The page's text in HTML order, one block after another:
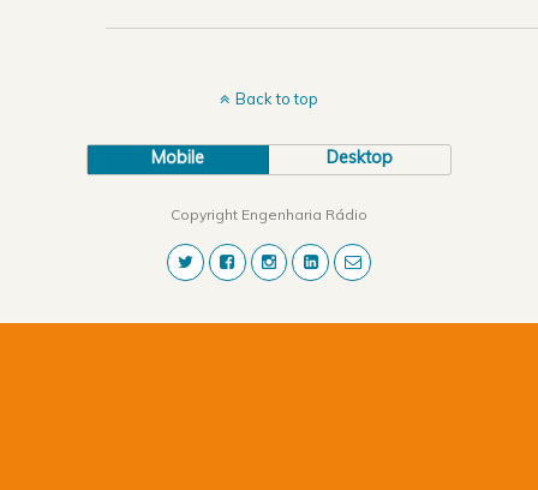
Back to top
Mobile Desktop
Copyright Engenharia Rádio